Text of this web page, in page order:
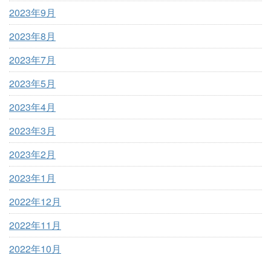
2023年9月
2023年8月
2023年7月
2023年5月
2023年4月
2023年3月
2023年2月
2023年1月
2022年12月
2022年11月
2022年10月